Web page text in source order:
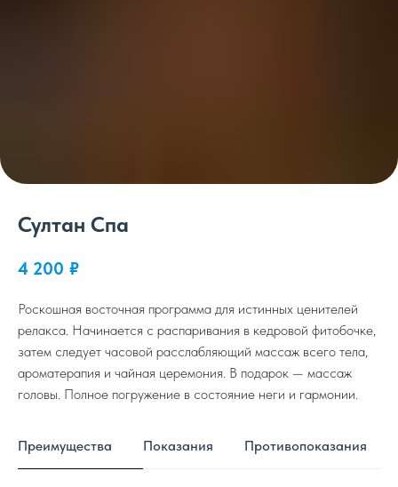
Султан Спа
4 200 ₽
Роскошная восточная программа для истинных ценителей
релакса. Начинается с распаривания в кедровой фитобочке,
затем следует часовой расслабляющий массаж всего тела,
ароматерапия и чайная церемония. В подарок — массаж
головы. Полное погружение в состояние неги и гармонии.
Преимущества Показания Противопоказания